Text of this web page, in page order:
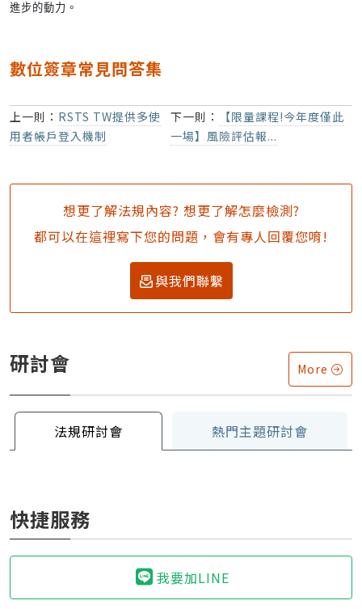
進步的動力。
數位簽章常見問答集
上一則： RSTS TW提供多使
用者帳戶登入機制
下一則：
【限量課程!今年度僅此
一場】風險評估報...
想更了解法規內容? 想更了解怎麼檢測?
都可以在這裡寫下您的問題，會有專人回覆您唷!
與我們聯繫
研討會 More
法規研討會 熱門主題研討會
快捷服務
我要加LINE